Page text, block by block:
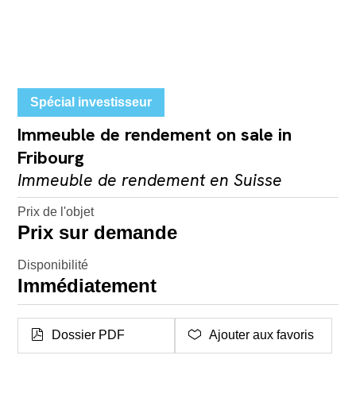
Spécial investisseur
Immeuble de rendement on sale in
Fribourg
Immeuble de rendement en Suisse
Prix de l'objet
Prix sur demande
Disponibilité
Immédiatement
Dossier PDF Ajouter aux favoris